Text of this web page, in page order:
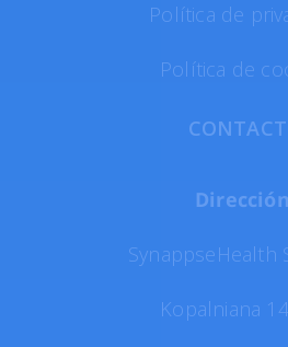
Política de
Política de
SynappseHealth
Kopalniana